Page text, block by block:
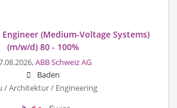
(Medium-Voltage Systems)
(m/w/d) 80 - 100%
ABB Schweiz AG
Baden
/ Architektur / Engineering